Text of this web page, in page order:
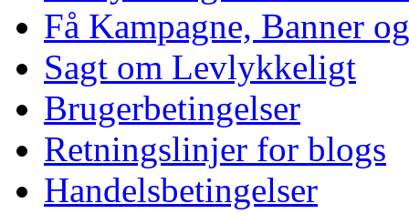
Få Kampagne, Banner
Sagt om Levlykkeligt
Brugerbetingelser
Retningslinjer for blogs
Handelsbetingelser